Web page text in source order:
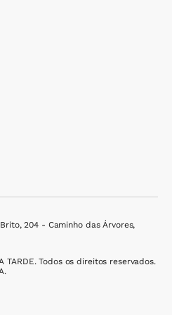
204 - Caminho das Árvores,
Todos os direitos reservados.